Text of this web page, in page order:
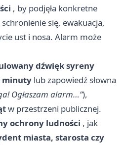
, by podjęła konkretne
się, ewakuacja,
ust i nosa. Alarm może
dźwięk syreny
minuty lub zapowiedź słowna
Ogłaszam alarm…”),
w przestrzeni publicznej.
ochrony ludności , jak
miasta, starosta czy